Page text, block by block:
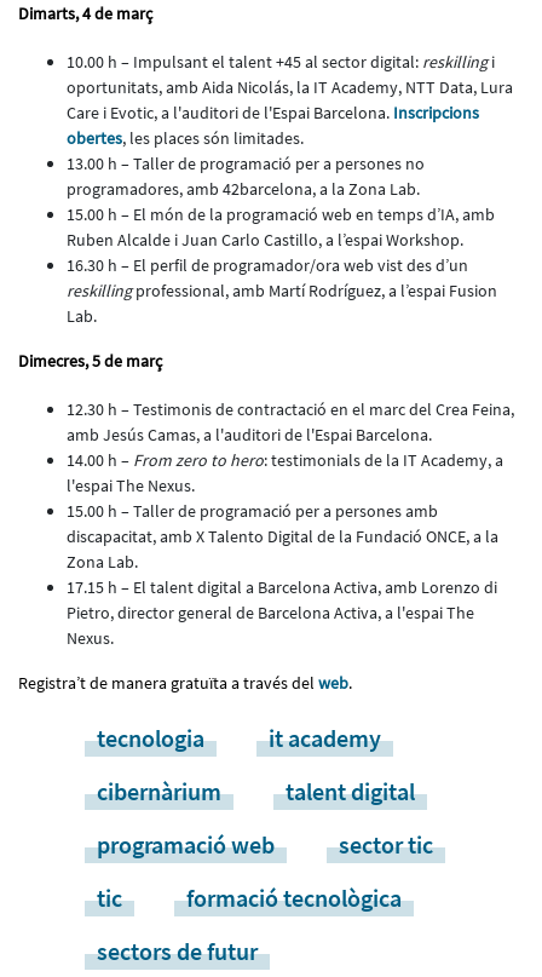
Dimarts, 4 de març
10.00 h – Impulsant el talent +45 al sector digital: reskillingi
oportunitats, amb Aida Nicolás, la IT Academy, NTT Data, Lura
Care i Evotic, a l'auditori de l'Espai Barcelona. Inscripcions
obertes, les places són limitades.
13.00 h – Taller de programació per a persones no
programadores, amb 42barcelona, a la Zona Lab.
15.00 h – El món de la programació web en temps d’IA, amb
Ruben Alcalde i Juan Carlo Castillo, a l’espai Workshop.
16.30 h – El perfil de programador/ora web vist des d’un
reskillingprofessional, amb Martí Rodríguez, a l’espai Fusion
Lab.
Dimecres, 5 de març
12.30 h – Testimonis de contractació en el marc del Crea Feina,
amb Jesús Camas, a l'auditori de l'Espai Barcelona.
14.00 h – From zero to hero: testimonials de la IT Academy, a
l'espai The Nexus.
15.00 h – Taller de programació per a persones amb
discapacitat, amb X Talento Digital de la Fundació ONCE, a la
Zona Lab.
17.15 h – El talent digital a Barcelona Activa, amb Lorenzo di
Pietro, director general de Barcelona Activa, a l'espai The
Nexus.
Registra’t de manera gratuïta a través del web.
tecnologia
it academy
cibernàrium
talent digital
programació web
sector tic
tic
formació tecnològica
sectors de futur